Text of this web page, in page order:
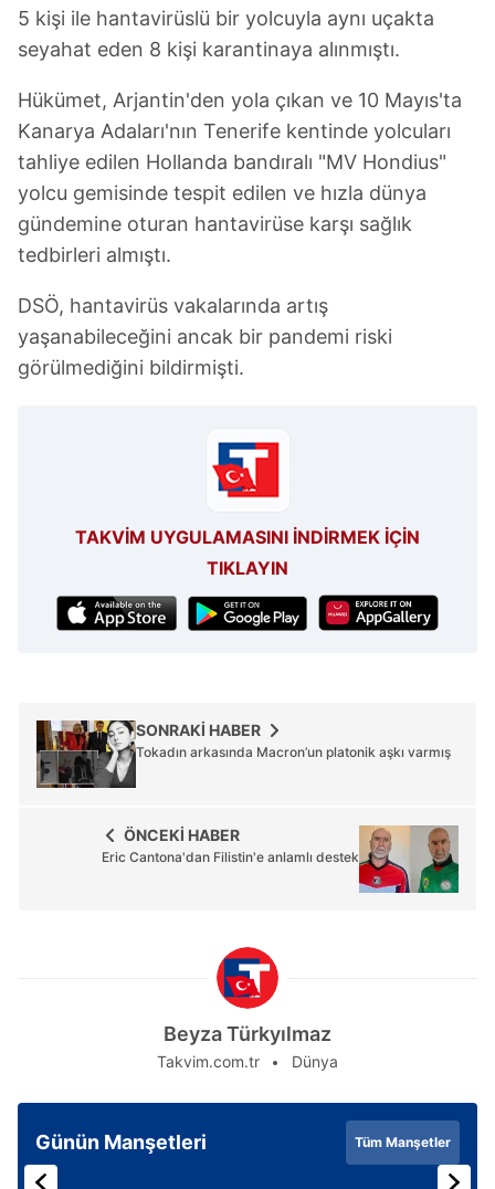
5 kişi ile hantavirüslü bir yolcuyla aynı uçakta
seyahat eden 8 kişi karantinaya alınmıştı.
Hükümet, Arjantin'den yola çıkan ve 10 Mayıs'ta
Kanarya Adaları'nın Tenerife kentinde yolcuları
tahliye edilen Hollanda bandıralı "MV Hondius"
yolcu gemisinde tespit edilen ve hızla dünya
gündemine oturan hantavirüse karşı sağlık
tedbirleri almıştı.
DSÖ, hantavirüs vakalarında artış
yaşanabileceğini ancak bir pandemi riski
görülmediğini bildirmişti.
TAKVİM UYGULAMASINI İNDİRMEK İÇİN
TIKLAYIN
SONRAKİ HABER
Tokadın arkasında Macron’un platonik aşkı varmış
ÖNCEKİ HABER
Eric Cantona'dan Filistin'e anlamlı destek
Beyza Türkyılmaz
Takvim.com.tr Dünya
Günün Manşetleri Tüm Manşetler